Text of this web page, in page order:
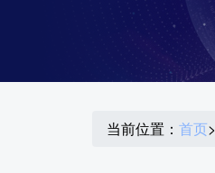
当前位置： 首页>